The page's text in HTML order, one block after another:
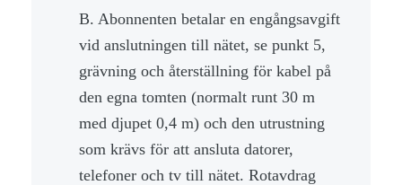
B. Abonnenten betalar en engångsavgift
vid anslutningen till nätet, se punkt 5,
grävning och återställning för kabel på
den egna tomten (normalt runt 30 m
med djupet 0,4 m) och den utrustning
som krävs för att ansluta datorer,
telefoner och tv till nätet. Rotavdrag